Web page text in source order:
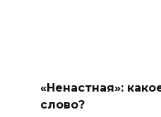
«Ненастная»:
слово?